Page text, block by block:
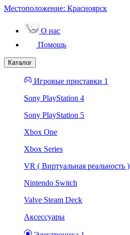
Местоположение: Красноярск
О нас
Помощь
Каталог
Игровые приставки 1
Sony PlayStation 4
Sony PlayStation 5
Xbox One
Xbox Series
VR ( Виртуальная реальность )
Nintendo Switch
Valve Steam Deck
Аксессуары